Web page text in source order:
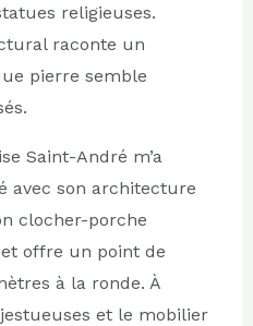
religieuses.
raconte un
pierre semble
Saint-André m’a
avec son architecture
clocher-porche
offre un point de
à la ronde. À
et le mobilier